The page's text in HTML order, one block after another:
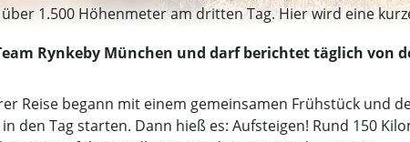
1.500 Höhenmeter am dritten Tag. Hier wird eine
Rynkeby München und darf berichtet täglich von
Reise begann mit einem gemeinsamen Frühstück und
den Tag starten. Dann hieß es: Aufsteigen! Rund 150